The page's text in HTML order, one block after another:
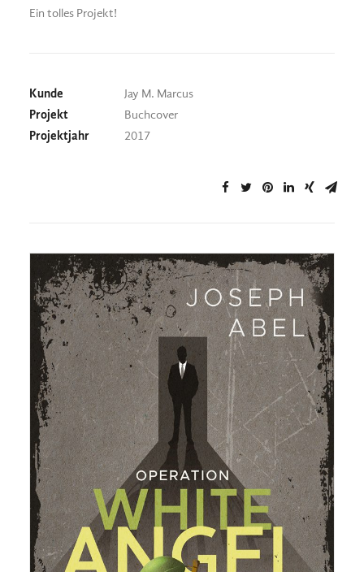
Ein tolles Projekt!
Kunde
Jay M. Marcus
Projekt
Buchcover
Projektjahr
2017